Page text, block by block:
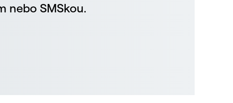
nebo SMSkou.